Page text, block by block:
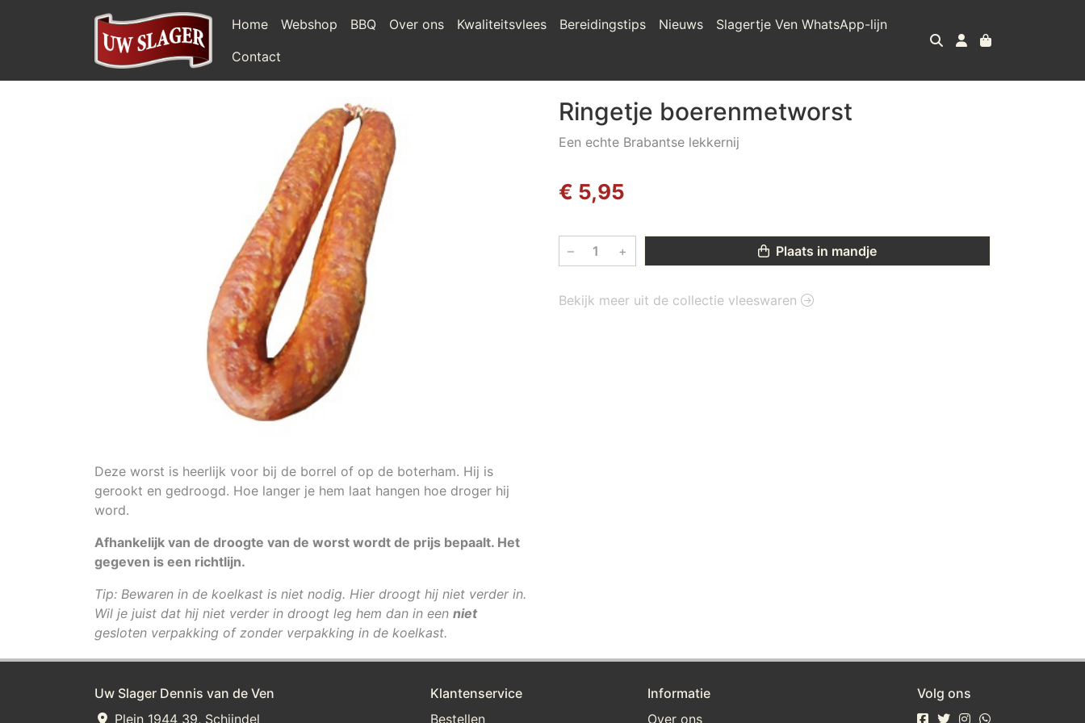
Home Webshop BBQ Over ons Kwaliteitsvlees Bereidingstips Nieuws
Slagertje Ven WhatsApp-lijn
Contact
Deze worst is heerlijk voor bij de borrel of op de boterham. Hij is
gerookt en gedroogd. Hoe langer je hem laat hangen hoe droger hij
word.
Afhankelijk van de droogte van de worst wordt de prijs bepaalt. Het
gegeven is een richtlijn.
Tip: Bewaren in de koelkast is niet nodig. Hier droogt hij niet verder in.
Wil je juist dat hij niet verder in droogt leg hem dan in een niet
gesloten verpakking of zonder verpakking in de koelkast.
Ringetje boerenmetworst
Een echte Brabantse lekkernij
€ 5,95
– + Plaats in mandje
Bekijk meer uit de collectie vleeswaren
Uw Slager Dennis van de Ven
Plein 1944 39, Schijndel
Klantenservice
Bestellen
Informatie
Over ons
Volg ons